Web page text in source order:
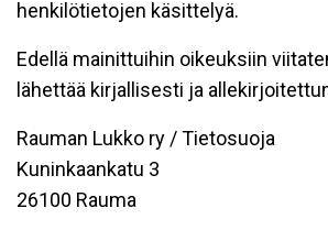
henkilötietojen käsittelyä.
Edellä mainittuihin oikeuksiin
lähettää kirjallisesti ja
Rauman Lukko ry / Tietosuoja
Kuninkaankatu 3
26100 Rauma